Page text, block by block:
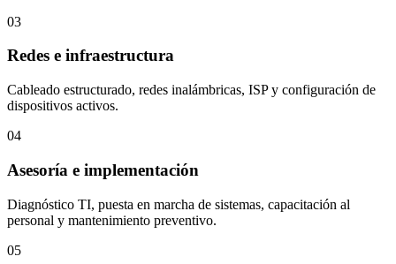
03
Redes e infraestructura
Cableado estructurado, redes inalámbricas, ISP y configuración de
dispositivos activos.
04
Asesoría e implementación
Diagnóstico TI, puesta en marcha de sistemas, capacitación al
personal y mantenimiento preventivo.
05